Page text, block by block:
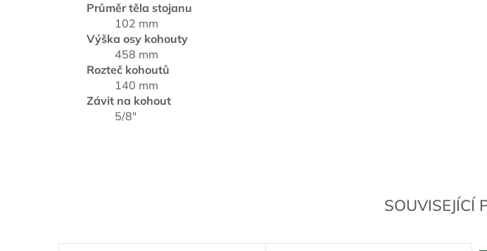
SOUVISEJÍCÍ
Průměr těla stojanu
102 mm
Výška osy kohouty
458 mm
Rozteč kohoutů
140 mm
Závit na kohout
5/8"